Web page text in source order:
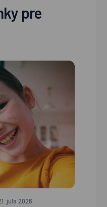
pre
júla 2026